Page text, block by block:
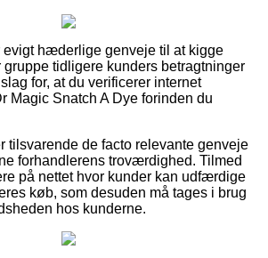
hæderlige genveje til at kigge
tidligere kunders betragtninger
for, at du verificerer internet
Magic Snatch A Dye forinden du
tilsvarende de facto relevante genveje
forhandlerens troværdighed. Tilmed
på nettet hvor kunder kan udfærdige
køb, som desuden må tages i brug
hos kunderne.